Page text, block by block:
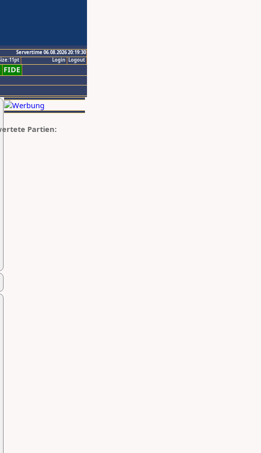
Servertime 06.08.2026 20:19:30
Logout
Login
FIDE
Partien: